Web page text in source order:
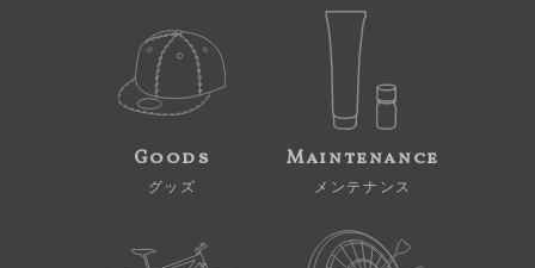
Goods
グッズ
Maintenance
メンテナンス